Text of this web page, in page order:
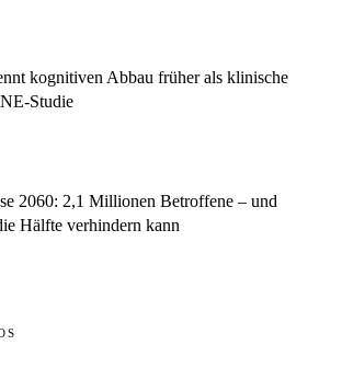
kognitiven Abbau früher als klinische
Studie
2060: 2,1 Millionen Betroffene – und
Hälfte verhindern kann